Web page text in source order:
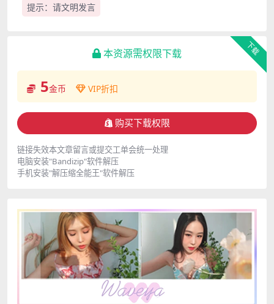
提示：请文明发言
下载
本资源需权限下载
5金币 VIP折扣
购买下载权限
链接失效本文章留言或提交工单会统一处理
电脑安装"Bandizip"软件解压
手机安装"解压缩全能王"软件解压